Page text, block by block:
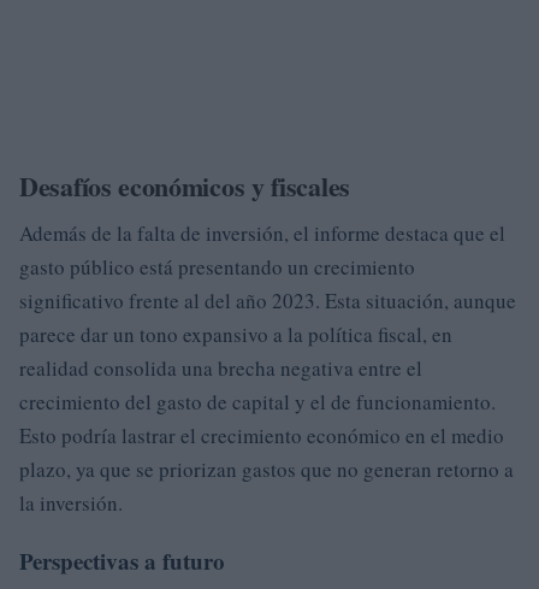
Desafíos económicos y fiscales
Además de la falta de inversión, el informe destaca que el
gasto público está presentando un crecimiento
significativo frente al del año 2023. Esta situación, aunque
parece dar un tono expansivo a la política fiscal, en
realidad consolida una brecha negativa entre el
crecimiento del gasto de capital y el de funcionamiento.
Esto podría lastrar el crecimiento económico en el medio
plazo, ya que se priorizan gastos que no generan retorno a
la inversión.
Perspectivas a futuro